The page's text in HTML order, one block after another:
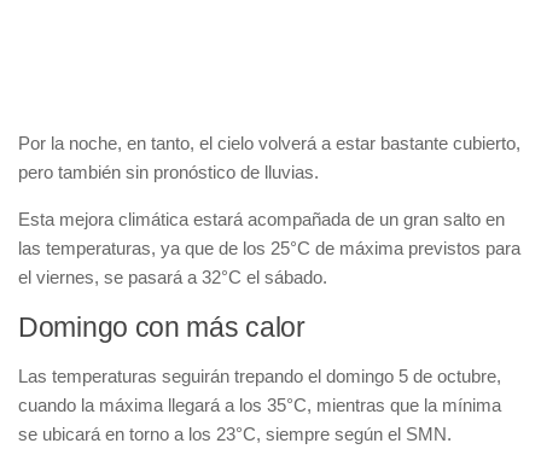
Por la noche, en tanto, el cielo volverá a estar bastante cubierto,
pero también sin pronóstico de lluvias.
Esta mejora climática estará acompañada de un gran salto en
las temperaturas, ya que de los 25°C de máxima previstos para
el viernes, se pasará a 32°C el sábado.
Domingo con más calor
Las temperaturas seguirán trepando el domingo 5 de octubre,
cuando la máxima llegará a los 35°C, mientras que la mínima
se ubicará en torno a los 23°C, siempre según el SMN.